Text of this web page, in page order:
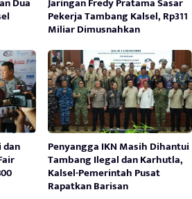
Pekerja Tambang Kalsel, Rp311
Miliar Dimusnahkan
dan Penyangga IKN Masih Dihantui
Tambang Ilegal dan Karhutla,
Kalsel-Pemerintah Pusat
Rapatkan Barisan